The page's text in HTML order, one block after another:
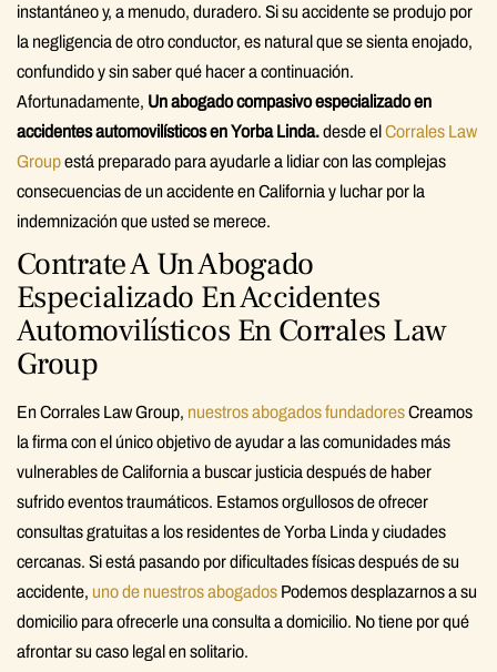
instantáneo y, a menudo, duradero. Si su accidente se produjo por
la negligencia de otro conductor, es natural que se sienta enojado,
confundido y sin saber qué hacer a continuación.
Afortunadamente, Un abogado compasivo especializado en
accidentes automovilísticos en Yorba Linda.desde elCorrales Law
Groupestá preparado para ayudarle a lidiar con las complejas
consecuencias de un accidente en California y luchar por la
indemnización que usted se merece.
Contrate A Un Abogado
Especializado En Accidentes
Automovilísticos En Corrales Law
Group
En Corrales Law Group, nuestros abogados fundadoresCreamos
la firma con el único objetivo de ayudar a las comunidades más
vulnerables de California a buscar justicia después de haber
sufrido eventos traumáticos. Estamos orgullosos de ofrecer
consultas gratuitas a los residentes de Yorba Linda y ciudades
cercanas. Si está pasando por dificultades físicas después de su
accidente, uno de nuestros abogados Podemos desplazarnos a su
domicilio para ofrecerle una consulta a domicilio. No tiene por qué
afrontar su caso legal en solitario.